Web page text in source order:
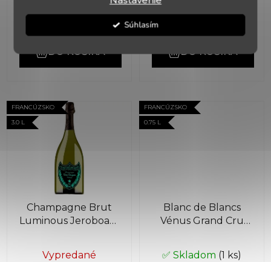
Súhlasím
€200 (–2 %)
DO KOŠÍKA
€55 (–9 %)
DO KOŠÍKA
FRANCÚZSKO
3.0 L
Champagne Brut
Luminous Jeroboam
Vypredané
FRANCÚZSKO
0.75 L
Blanc de Blancs
Vénus Grand Cru
✅ Skladom (1 ks)